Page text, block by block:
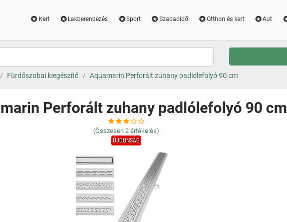
Kert Lakberendezés Sport Szabadidő Otthon és kert Aut
Fürdőszobai kiegészítő Aquamarin Perforált zuhany padlólefolyó 90 cm
Perforált zuhany padlólefolyó 90 cm
(Összesen 2 értékelés)
ÚJDONSÁG